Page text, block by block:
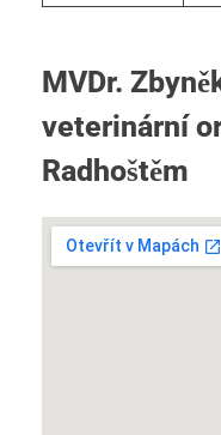
MVDr.
veterinární
Radhoštěm